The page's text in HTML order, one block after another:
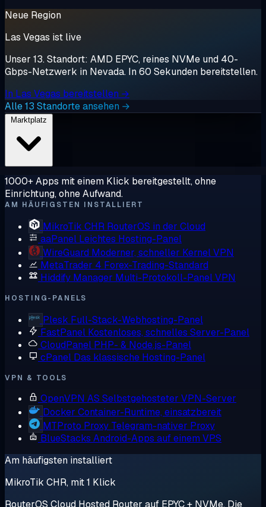
Neue Region
Las Vegas ist live
Unser 13. Standort: AMD EPYC, reines NVMe und 40-
Gbps-Netzwerk in Nevada. In 60 Sekunden bereitstellen.
In Las Vegas bereitstellen →
Alle 13 Standorte ansehen →
1000+ Apps mit einem Klick bereitgestellt, ohne
Einrichtung, ohne Aufwand.
AM HÄUFIGSTEN INSTALLIERT
MikroTik CHR RouterOS in der Cloud
aaPanel Leichtes Hosting-Panel
WireGuard Moderner, schneller Kernel VPN
MetaTrader 4 Forex-Trading-Standard
Hiddify Manager Multi-Protokoll-Panel VPN
HOSTING-PANELS
Plesk Full-Stack-Webhosting-Panel
FastPanel Kostenloses, schnelles Server-Panel
CloudPanel PHP- & Node.js-Panel
cPanel Das klassische Hosting-Panel
VPN & TOOLS
OpenVPN AS Selbstgehosteter VPN-Server
Docker Container-Runtime, einsatzbereit
MTProto Proxy Telegram-nativer Proxy
BlueStacks Android-Apps auf einem VPS
Am häufigsten installiert
MikroTik CHR, mit 1 Klick
RouterOS Cloud Hosted Router auf EPYC + NVMe. Die